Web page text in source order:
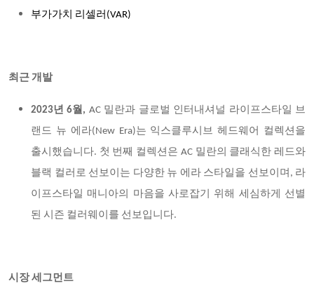
부가가치 리셀러(VAR)
최근 개발
2023년 6월, AC 밀란과 글로벌 인터내셔널 라이프스타일 브
랜드 뉴 에라(New Era)는 익스클루시브 헤드웨어 컬렉션을
출시했습니다. 첫 번째 컬렉션은 AC 밀란의 클래식한 레드와
블랙 컬러로 선보이는 다양한 뉴 에라 스타일을 선보이며, 라
이프스타일 매니아의 마음을 사로잡기 위해 세심하게 선별
된 시즌 컬러웨이를 선보입니다.
시장 세그먼트